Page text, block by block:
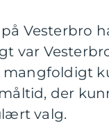
Vesterbro
var
der
valg.